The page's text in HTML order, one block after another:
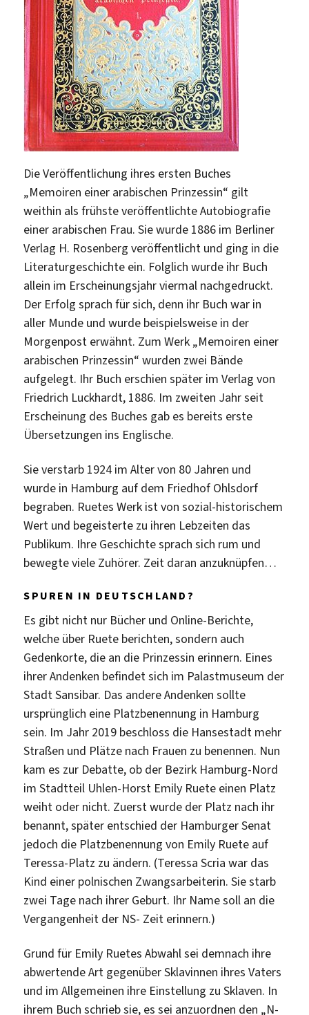
Die Veröffentlichung ihres ersten Buches
„Memoiren einer arabischen Prinzessin“ gilt
weithin als frühste veröffentlichte Autobiografie
einer arabischen Frau. Sie wurde 1886 im Berliner
Verlag H. Rosenberg veröffentlicht und ging in die
Literaturgeschichte ein. Folglich wurde ihr Buch
allein im Erscheinungsjahr viermal nachgedruckt.
Der Erfolg sprach für sich, denn ihr Buch war in
aller Munde und wurde beispielsweise in der
Morgenpost erwähnt. Zum Werk „Memoiren einer
arabischen Prinzessin“ wurden zwei Bände
aufgelegt. Ihr Buch erschien später im Verlag von
Friedrich Luckhardt, 1886. Im zweiten Jahr seit
Erscheinung des Buches gab es bereits erste
Übersetzungen ins Englische.
Sie verstarb 1924 im Alter von 80 Jahren und
wurde in Hamburg auf dem Friedhof Ohlsdorf
begraben. Ruetes Werk ist von sozial-historischem
Wert und begeisterte zu ihren Lebzeiten das
Publikum. Ihre Geschichte sprach sich rum und
bewegte viele Zuhörer. Zeit daran anzuknüpfen…
SPUREN IN DEUTSCHLAND?
Es gibt nicht nur Bücher und Online-Berichte,
welche über Ruete berichten, sondern auch
Gedenkorte, die an die Prinzessin erinnern. Eines
ihrer Andenken befindet sich im Palastmuseum der
Stadt Sansibar. Das andere Andenken sollte
ursprünglich eine Platzbenennung in Hamburg
sein. Im Jahr 2019 beschloss die Hansestadt mehr
Straßen und Plätze nach Frauen zu benennen. Nun
kam es zur Debatte, ob der Bezirk Hamburg-Nord
im Stadtteil Uhlen-Horst Emily Ruete einen Platz
weiht oder nicht. Zuerst wurde der Platz nach ihr
benannt, später entschied der Hamburger Senat
jedoch die Platzbenennung von Emily Ruete auf
Teressa-Platz zu ändern. (Teressa Scria war das
Kind einer polnischen Zwangsarbeiterin. Sie starb
zwei Tage nach ihrer Geburt. Ihr Name soll an die
Vergangenheit der NS- Zeit erinnern.)
Grund für Emily Ruetes Abwahl sei demnach ihre
abwertende Art gegenüber Sklavinnen ihres Vaters
und im Allgemeinen ihre Einstellung zu Sklaven. In
ihrem Buch schrieb sie, es sei anzuordnen den „N-